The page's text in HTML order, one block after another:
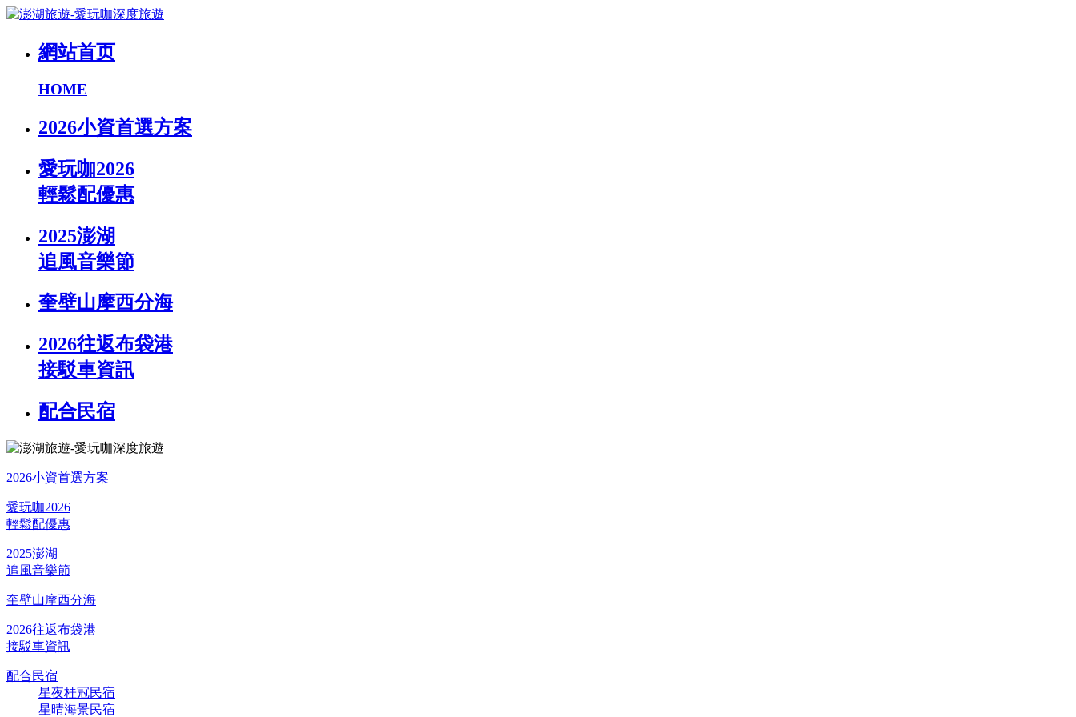
網站首页
HOME
2026小資首選方案
愛玩咖2026
輕鬆配優惠
2025澎湖
追風音樂節
奎壁山摩西分海
2026往返布袋港
接駁車資訊
配合民宿
2026小資首選方案
愛玩咖2026
輕鬆配優惠
2025澎湖
追風音樂節
奎壁山摩西分海
2026往返布袋港
接駁車資訊
配合民宿
星夜桂冠民宿
星晴海景民宿